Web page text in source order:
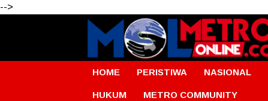
-->
HOME PERISTIWA NASIONAL
HUKUM METRO COMMUNITY